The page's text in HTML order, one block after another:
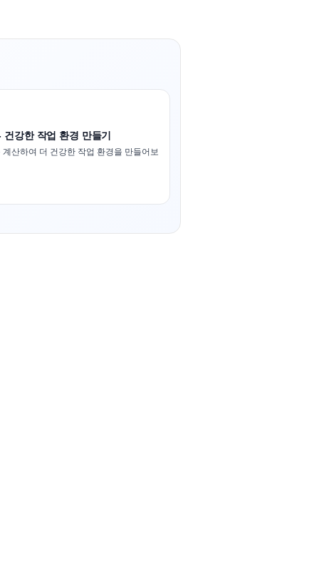
강한 작업 환경 만들기
산하여 더 건강한 작업 환경을 만들어보